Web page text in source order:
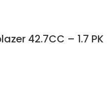
42.7CC – 1.7 PK